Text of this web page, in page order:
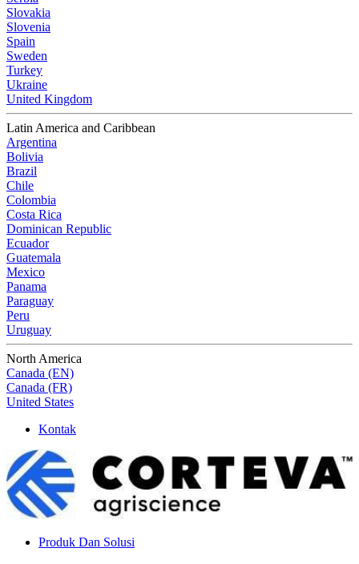
Slovakia
Slovenia
Spain
Sweden
Turkey
Ukraine
United Kingdom
Latin America and Caribbean
Argentina
Bolivia
Brazil
Chile
Colombia
Costa Rica
Dominican Republic
Ecuador
Guatemala
Mexico
Panama
Paraguay
Peru
Uruguay
North America
Canada (EN)
Canada (FR)
United States
Kontak
Produk Dan Solusi